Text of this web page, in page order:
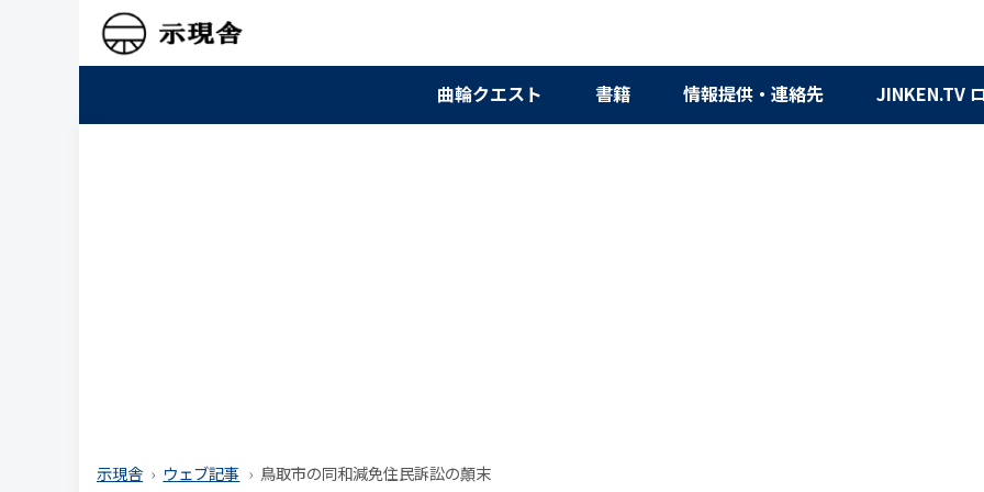
曲輪クエスト 書籍 情報提供・連絡先 JINKEN.TV
示現舎 ウェブ記事 鳥取市の同和減免住民訴訟の顛末